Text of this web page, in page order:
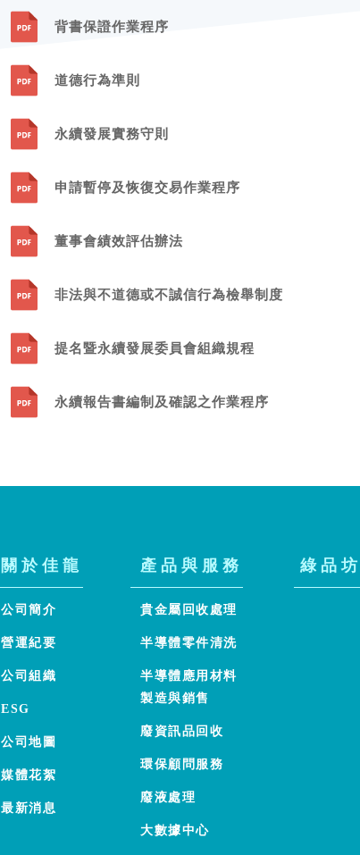
背書保證作業程序
道德行為準則
永續發展實務守則
申請暫停及恢復交易作業程序
董事會績效評估辦法
非法與不道德或不誠信行為檢舉制度
提名暨永續發展委員會組織規程
永續報告書編制及確認之作業程序
關於佳龍
公司簡介
營運紀要
公司組織
ESG
公司地圖
媒體花絮
最新消息
產品與服務
貴金屬回收處理
半導體零件清洗
半導體應用材料
製造與銷售
廢資訊品回收
環保顧問服務
廢液處理
大數據中心
綠品坊